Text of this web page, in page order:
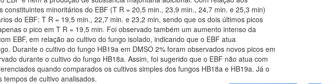
minoritários do EBF (T R = 20,5 min., 23,9 min., 24,7 min. e 25,3 min)
do EBF: T R = 19,5 min., 22,7 min. e 23,2 min, sendo que os dois últimos picos
o pico em T R = 19,5 min. Foi observado também um aumento intenso da
EBF, em relação ao cultivo do fungo isolado, indicando que o EBF atua
Durante o cultivo do fungo HB19a em DMSO 2% foram observados novos picos em
durante o cultivo do fungo HB18a. Assim, foi sugerido que o EBF não atua com
quando comparados os cultivos simples dos fungos HB18a e HB19a. Já o
de cultivo analisados.